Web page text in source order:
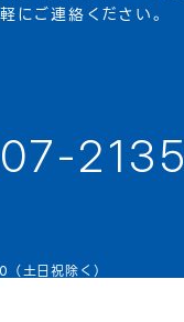
にご連絡ください。
2135
土日祝除く）